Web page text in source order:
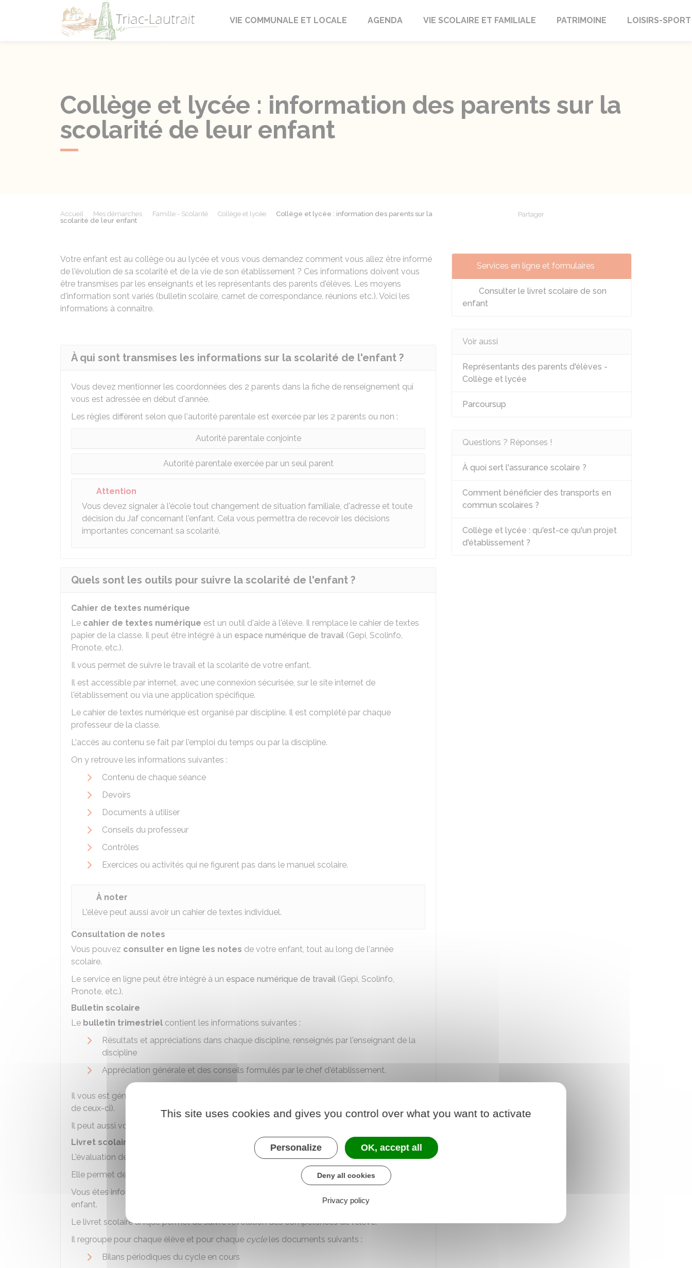
Triac-Lautrait
VIE COMMUNALE ET LOCALE AGENDA VIE SCOLAIRE ET FAMILIALE PATRIMOINE LOISIRS-SPORT
Collège et lycée : information des parents sur la
scolarité de leur enfant
Accueil Mes démarches Famille - Scolarité Collège et lycée
Collège et lycée : information des parents sur la
scolarité de leur enfant
Partager
Votre enfant est au collège ou au lycée et vous vous demandez comment vous allez être informé
de l'évolution de sa scolarité et de la vie de son établissement ? Ces informations doivent vous
être transmises par les enseignants et les représentants des parents d'élèves. Les moyens
d'information sont variés (bulletin scolaire, carnet de correspondance, réunions etc.). Voici les
informations à connaître.
À qui sont transmises les informations sur la scolarité de l'enfant ?
Vous devez mentionner les coordonnées des 2 parents dans la fiche de renseignement qui
vous est adressée en début d'année.
Les règles diffèrent selon que l'autorité parentale est exercée par les 2 parents ou non :
Autorité parentale conjointe
Autorité parentale exercée par un seul parent
Attention
Vous devez signaler à l'école tout changement de situation familiale, d'adresse et toute
décision du Jaf concernant l'enfant. Cela vous permettra de recevoir les décisions
importantes concernant sa scolarité.
Quels sont les outils pour suivre la scolarité de l'enfant ?
Cahier de textes numérique
Le cahier de textes numérique est un outil d'aide à l'élève. Il remplace le cahier de textes
papier de la classe. Il peut être intégré à un espace numérique de travail (Gepi, Scolinfo,
Pronote, etc.).
Il vous permet de suivre le travail et la scolarité de votre enfant.
Il est accessible par internet, avec une connexion sécurisée, sur le site internet de
l'établissement ou via une application spécifique.
Le cahier de textes numérique est organisé par discipline. Il est complété par chaque
professeur de la classe.
L'accès au contenu se fait par l'emploi du temps ou par la discipline.
On y retrouve les informations suivantes :
Contenu de chaque séance
Devoirs
Documents à utiliser
Conseils du professeur
Contrôles
Exercices ou activités qui ne figurent pas dans le manuel scolaire.
À noter
L'élève peut aussi avoir un cahier de textes individuel.
Consultation de notes
Vous pouvez consulter en ligne les notes de votre enfant, tout au long de l'année
scolaire.
Le service en ligne peut être intégré à un espace numérique de travail (Gepi, Scolinfo,
Pronote, etc.).
Bulletin scolaire
Le bulletin trimestriel contient les informations suivantes :
Résultats et appréciations dans chaque discipline, renseignés par l'enseignant de la
discipline
Appréciation générale et des conseils formulés par le chef d'établissement.
Il vous est généralement envoyé par courrier (un exemplaire par parent en cas de séparation
de ceux-ci).
Il peut aussi vous être remis en mains propres lors de réunion avec les enseignants.
Livret scolaire (au collège)
L'évaluation de l'élève est réalisée par l'enseignant.
Elle permet de connaître ses compétences et de l'aider à progresser.
Vous êtes informés des objectifs, des formalités et des résultats de l'évaluation de votre
enfant.
Le livret scolaire uniquepermet de suivre l'évolution des compétences de l'élève.
Il regroupe pour chaque élève et pour chaque cycleles documents suivants :
Bilans périodiques du cycle en cours
Services en ligne et formulaires
Consulter le livret scolaire de son
enfant
Voir aussi
Représentants des parents d'élèves -
Collège et lycée
Parcoursup
Questions ? Réponses !
À quoi sert l'assurance scolaire ?
Comment bénéficier des transports en
commun scolaires ?
Collège et lycée : qu'est-ce qu'un projet
d'établissement ?
This site uses cookies and gives you control over what you want to activate
Personalize OK, accept all
Deny all cookies
Privacy policy